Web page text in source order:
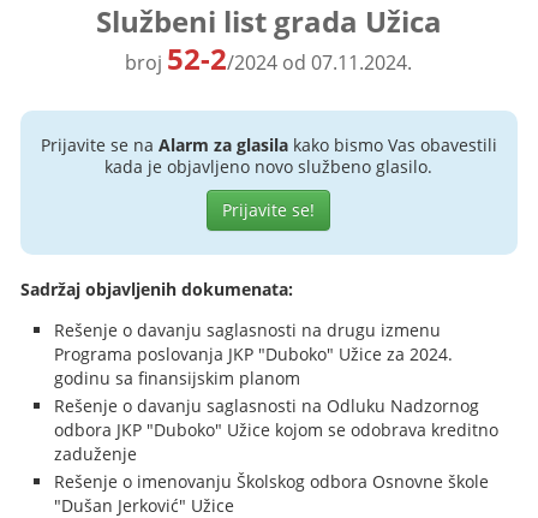
Službeni list grada Užica
broj 52-2/2024 od 07.11.2024.
Prijavite se na Alarm za glasilakako bismo Vas obavestili
kada je objavljeno novo službeno glasilo.
Prijavite se!
Sadržaj objavljenih dokumenata:
Rešenje o davanju saglasnosti na drugu izmenu
Programa poslovanja JKP "Duboko" Užice za 2024.
godinu sa finansijskim planom
Rešenje o davanju saglasnosti na Odluku Nadzornog
odbora JKP "Duboko" Užice kojom se odobrava kreditno
zaduženje
Rešenje o imenovanju Školskog odbora Osnovne škole
"Dušan Jerković" Užice